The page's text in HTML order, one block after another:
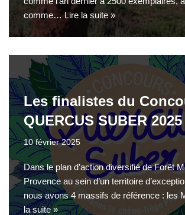
comme…Lire la suite »
Les finalistes du
QUERCUS SUBER 2025
10 février 2025
Dans le plan d’action diversifié de Forêt
Provence au sein d’un territoire
nous avons 4 massifs de référence :
la suite »